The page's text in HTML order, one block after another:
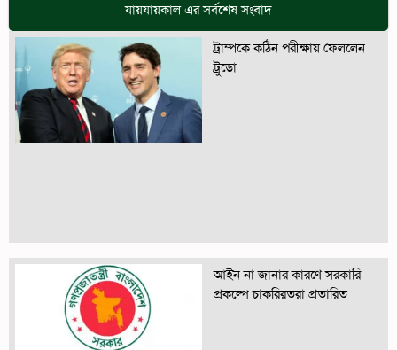
যায়যায়কাল এর সর্বশেষ সংবাদ
ট্রাম্পকে কঠিন পরীক্ষায় ফেললেন
ট্রুডো
আইন না জানার কারণে সরকারি
প্রকল্পে চাকরিরতরা প্রতারিত